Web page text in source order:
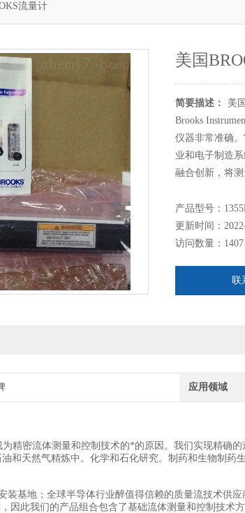
流量计
美国
简要描述：
美
Brooks
仪器非常准确
业和电子制造
融合创新，将
产品型号：
更新时间：
访问数量：1407
联
应用领域
为精密流体测量和控制技术的*的原因。我们实现精确
和天然气精炼中。化学和石化研究。制药和生物制药
装基地；全球半导体行业醉值得信赖的质量流技术供应
因此我们的产品组合包含了基础流体测量和控制技术